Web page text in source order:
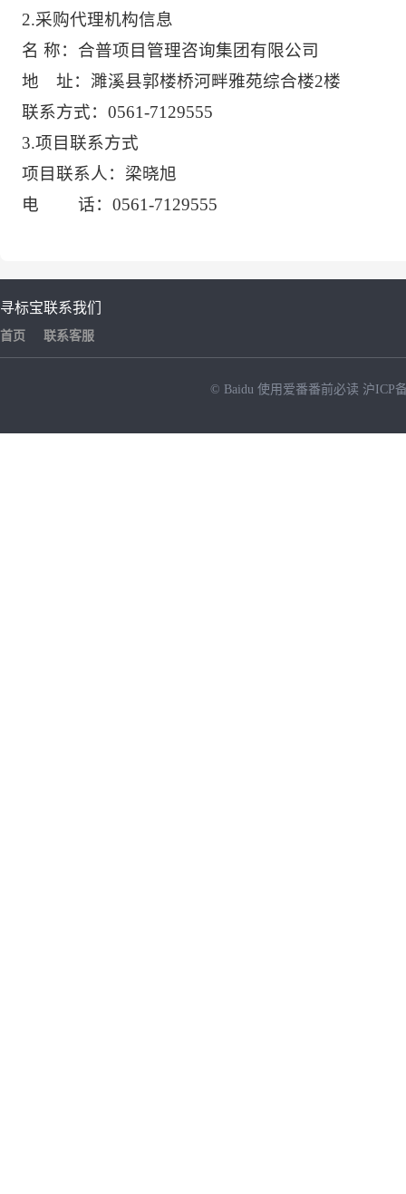
2.采购代理机构信息
名 称：合普项目管理咨询集团有限公司
地 址：濉溪县郭楼桥河畔雅苑综合楼2楼
联系方式： 0561-7129555
3.项目联系方式
项目联系人：梁晓旭
电
话： 0561-7129555
寻标宝
首页
联系我们
联系客服
© Baidu 使用爱番番前必读 沪ICP